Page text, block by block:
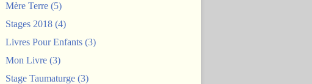
Mère Terre (5)
Stages 2018 (4)
Livres Pour Enfants (3)
Mon Livre (3)
Stage Taumaturge (3)